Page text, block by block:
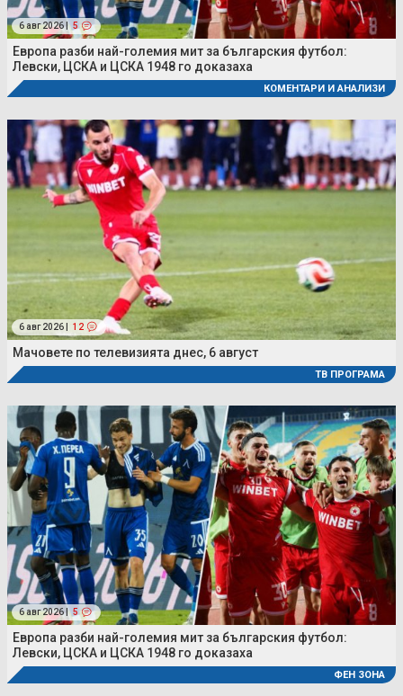
6 авг 2026 | 5
Европа разби най-големия мит за българския футбол:
Левски, ЦСКА и ЦСКА 1948 го доказаха
КОМЕНТАРИ И АНАЛИЗИ
6 авг 2026 | 12
Мачовете по телевизията днес, 6 август
ТВ ПРОГРАМА
6 авг 2026 | 5
Европа разби най-големия мит за българския футбол:
Левски, ЦСКА и ЦСКА 1948 го доказаха
ФЕН ЗОНА